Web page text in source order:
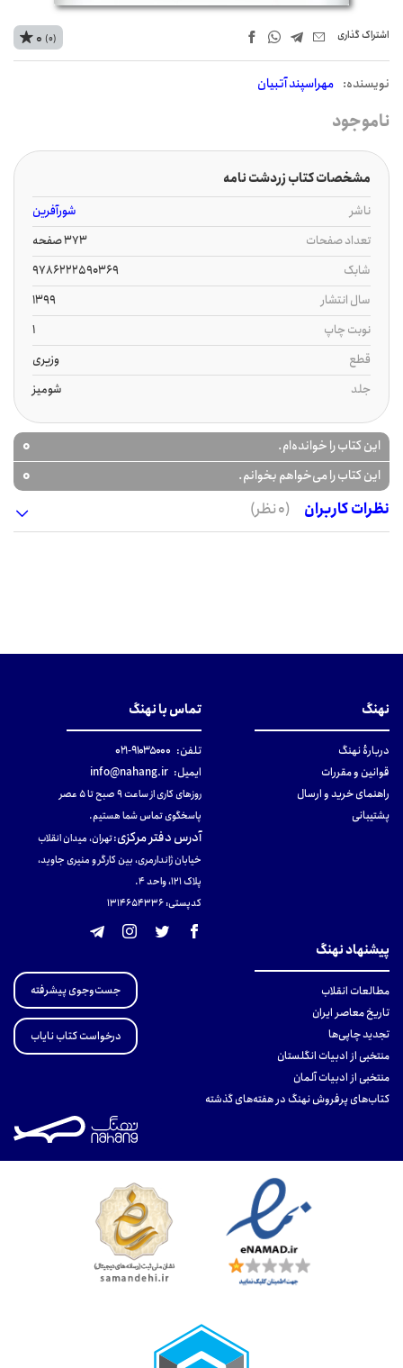
اشتراک‌ گذاری
نويسنده: مهراسپند آتبیان
0 (0)
ناموجود
مشخصات کتاب زردشت نامه
ناشر
شورآفرین
تعداد صفحات
373 صفحه
شابک
9786222590369
سال انتشار
1399
نوبت چاپ
1
قطع
وزیری
جلد
شومیز
این کتاب را خوانده‌ام. 0
این کتاب را می‌خواهم بخوانم.
0
نظرات کاربران
(0 نظر)
نهنگ
دربارهٔ نهنگ
قوانین و مقررات
راهنمای خرید و ارسال
پشتیبانی
تماس با نهنگ
تلفن: ۹۱۰۳۵۰۰۰-۰۲۱
ایمیل: info@nahang.ir
روزهای کاری از ساعت ۹ صبح تا ۵ عصر
پاسخگوی تماس شما هستیم.
آدرس دفتر مرکزی:تهران، میدان انقلاب
خیابان ژاندارمری، بین کارگر و منیری جاوید،
پلاک 121، واحد ۴.
کدپستی: 131465433۶
پیشنهاد نهنگ
مطالعات انقلاب
تاریخ معاصر ایران
تجدید چاپی‌ها
منتخبی از ادبیات انگلستان
منتخبی از ادبیات آلمان
کتاب‌های پرفروش نهنگ در هفته‌های گذشته
جست‌وجوی پیشرفته
درخواست کتاب نایاب